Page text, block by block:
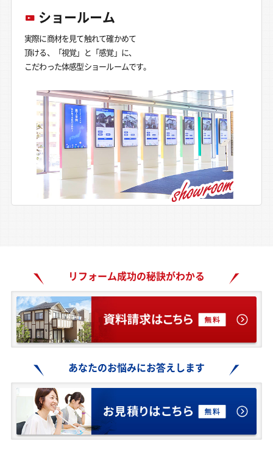
ショールーム
実際に商材を見て触れて確かめて
頂ける、「視覚」と「感覚」に、
こだわった体感型ショールームです。
リフォーム成功の秘訣がわかる
あなたのお悩みにお答えします